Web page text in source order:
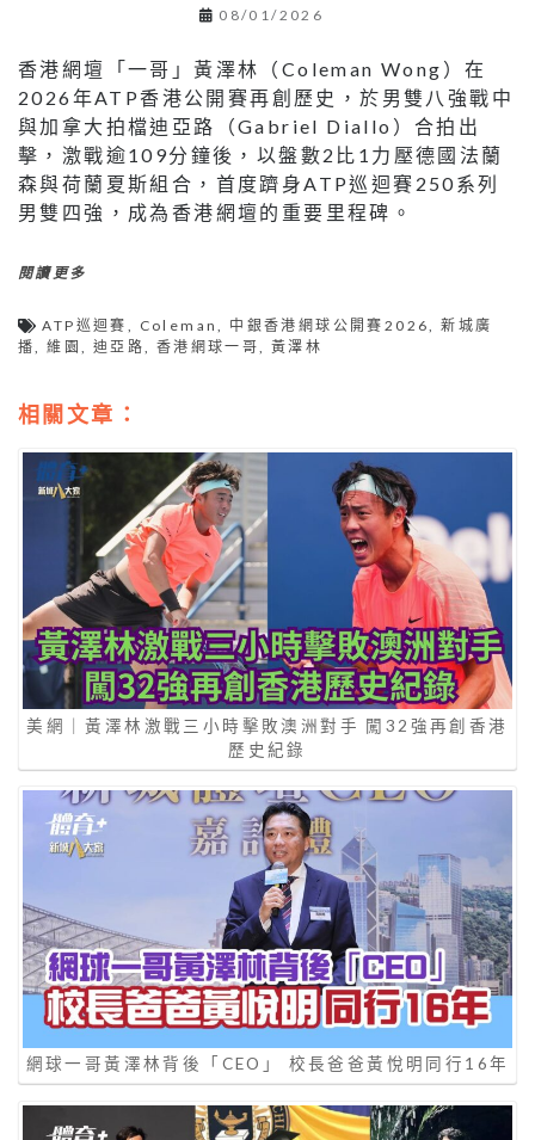
08/01/2026
香港網壇「一哥」黃澤林（Coleman Wong）在
2026年ATP香港公開賽再創歷史，於男雙八強戰中
與加拿大拍檔迪亞路（Gabriel Diallo）合拍出
擊，激戰逾109分鐘後，以盤數2比1力壓德國法蘭
森與荷蘭夏斯組合，首度躋身ATP巡迴賽250系列
男雙四強，成為香港網壇的重要里程碑。
閱讀更多
ATP巡迴賽 , Coleman, 中銀香港網球公開賽2026,新城廣
播,維園, 迪亞路, 香港網球一哥,黃澤林
相關文章：
美網｜黃澤林激戰三小時擊敗澳洲對手 闖32強再創香港
歷史紀錄
網球一哥黃澤林背後「CEO」 校長爸爸黃悅明同行16年